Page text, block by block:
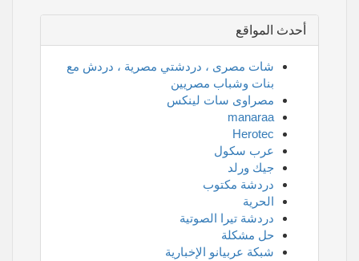
أحدث المواقع
شات مصرى ، دردشتي مصرية ، دردش مع
بنات وشباب مصريين
مصراوى سات لينكس
manaraa
Herotec
عرب سكول
جيك ورلد
دردشة مكتوب
الحرية
دردشة تيرا الصوتية
حل مشكلة
شبكة عربيانو الإخبارية